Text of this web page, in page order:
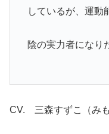
しているが、運動
陰の実力者にな
CV. 三森すずこ（み